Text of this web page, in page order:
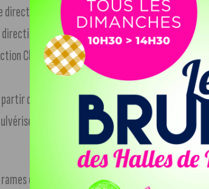
Gare : 21h17
Valmy: 20h34
Chenôve : 21h22
de 20 heures 30 (sans prendre de voyageurs)
un traitement préventif de produits
en service le matin seront aussi déployés